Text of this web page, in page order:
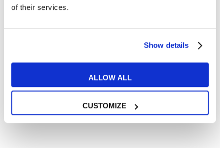
of their services.
Show details
ALLOW ALL
CUSTOMIZE
In quanto di età superiore ai 16 anni, dichiaro di acconsentire
all’informativa privacy.
Desidero ricevere comunicazioni commerciali e promozionali
** le sedi contrassegnate con * offrono sempre solo corsi online